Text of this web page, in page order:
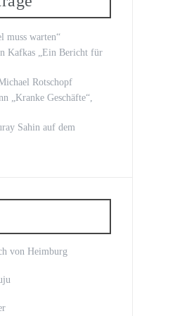
muss warten“
Kafkas „Ein Bericht für
Rotschopf
„Kranke Geschäfte“,
Sahin auf dem
von Heimburg